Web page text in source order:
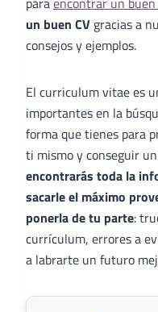
un buen CV gracias a
consejos y ejemplos.
El curriculum vitae es
importantes en la
forma que tienes para
ti mismo y conseguir
encontrarás toda la
sacarle el máximo
ponerla de tu parte:
currículum, errores a
a labrarte un futuro